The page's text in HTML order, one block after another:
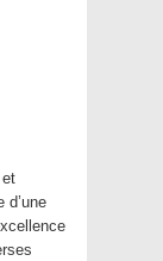
d’une